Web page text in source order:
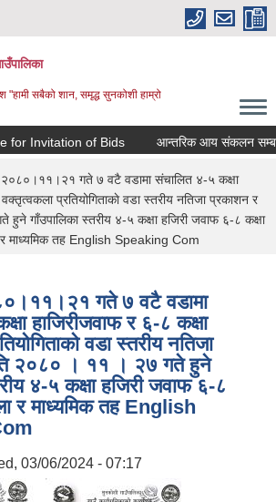
"हामी सबैको शान, समृद्ध सुनकोशी हाम्रो
of Bids आन्तरिक आय संकलन सम्बन्धी
गते ७ वटै वडामा संचालित ४-५ कक्षा
प्रतियोगिताकाे वडा स्तरीय नतिजा प्रकाशन र
गाँउपालिका स्तरीय ४-५ कक्षा हजिरी जवाफ ६-८ कक्षा
माध्यमिक तह English Speaking Com
गते ७ वटै वडामा
हाजिरीजवाफ र ६-८ कक्षा
वडा स्तरीय नतिजा
२०८० । ११ । २७ गते हुने
४-५ कक्षा हजिरी जवाफ ६-८
र माध्यमिक तह English
03/06/2024 - 07:17